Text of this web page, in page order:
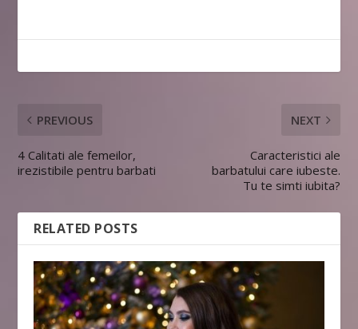
PREVIOUS
4 Calitati ale femeilor,
irezistibile pentru barbati
NEXT
Caracteristici ale
barbatului care iubeste.
Tu te simti iubita?
RELATED POSTS